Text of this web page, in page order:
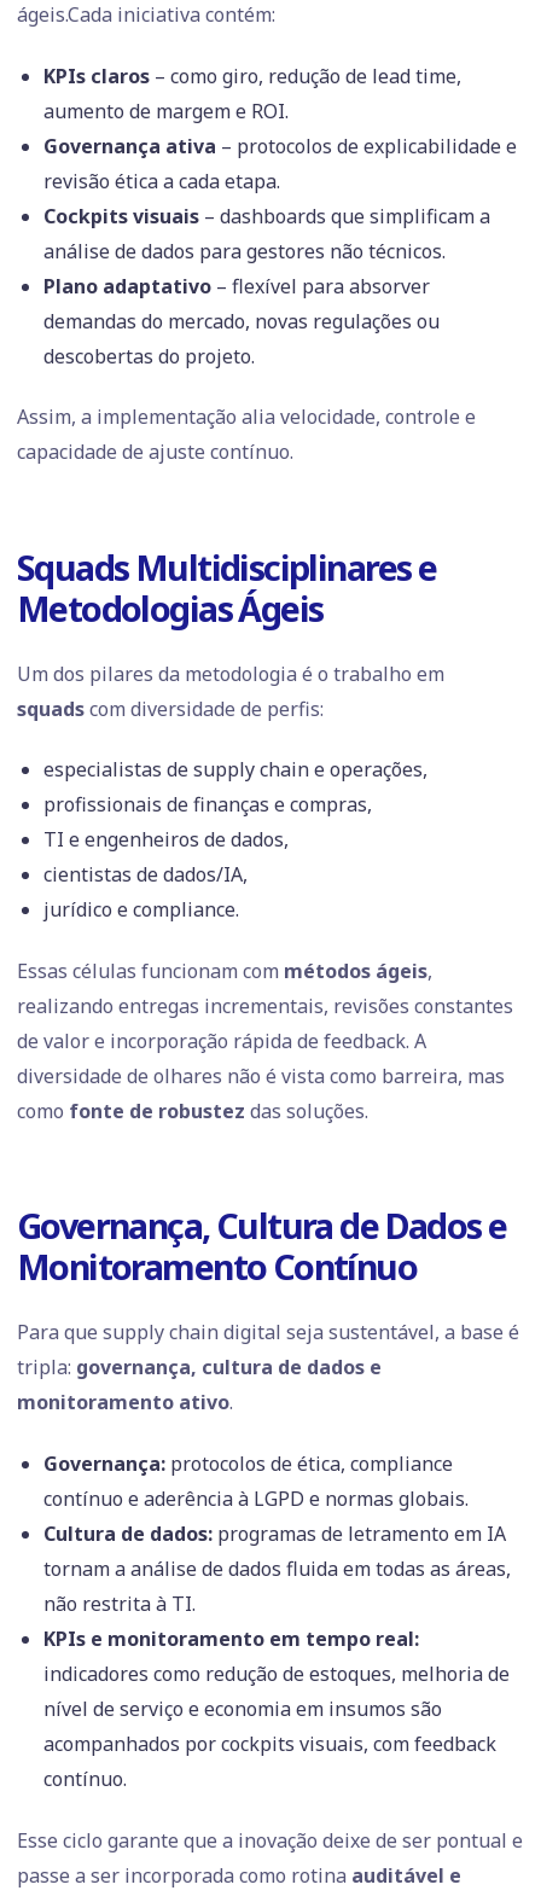
ágeis.Cada iniciativa contém:
KPIs claros– como giro, redução de lead time,
aumento de margem e ROI.
Governança ativa – protocolos de explicabilidade e
revisão ética a cada etapa.
Cockpits visuais– dashboards que simplificam a
análise de dados para gestores não técnicos.
Plano adaptativo– flexível para absorver
demandas do mercado, novas regulações ou
descobertas do projeto.
Assim, a implementação alia velocidade, controle e
capacidade de ajuste contínuo.
Squads Multidisciplinares e
Metodologias Ágeis
Um dos pilares da metodologia é o trabalho em
squadscom diversidade de perfis:
especialistas de supply chain e operações,
profissionais de finanças e compras,
TI e engenheiros de dados,
cientistas de dados/IA,
jurídico e compliance.
Essas células funcionam com métodos ágeis,
realizando entregas incrementais, revisões constantes
de valor e incorporação rápida de feedback. A
diversidade de olhares não é vista como barreira, mas
como fonte de robustez das soluções.
Governança, Cultura de Dados e
Monitoramento Contínuo
Para que supply chain digital seja sustentável, a base é
tripla: governança, cultura de dados e
monitoramento ativo.
Governança:protocolos de ética, compliance
contínuo e aderência à LGPD e normas globais.
Cultura de dados:programas de letramento em IA
tornam a análise de dados fluida em todas as áreas,
não restrita à TI.
KPIs e monitoramento em tempo real:
indicadores como redução de estoques, melhoria de
nível de serviço e economia em insumos são
acompanhados por cockpits visuais, com feedback
contínuo.
Esse ciclo garante que a inovação deixe de ser pontual e
passe a ser incorporada como rotina auditável e